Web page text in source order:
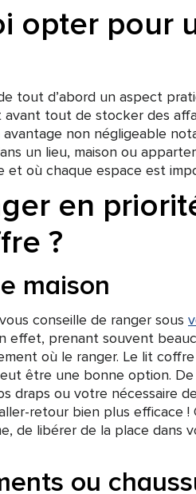
opter pour
tout d’abord un aspect
tout de stocker des
non négligeable
un lieu, maison ou
et où chaque espace est
en
?
maison
conseille de ranger sous
effet, prenant souvent
où le ranger. Le lit
être une bonne option. De
draps ou votre nécessaire
retour bien plus efficace !
de libérer de la place dans
ou